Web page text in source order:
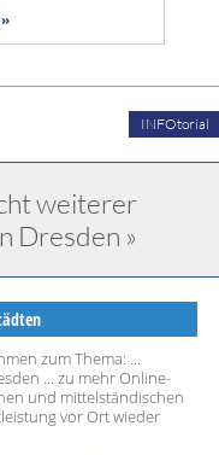
INFOtorial
weiterer
Dresden »
zum Thema: ...
... zu mehr Online-
und mittelständischen
vor Ort wieder